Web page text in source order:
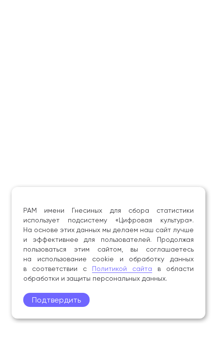
РАМ имени Гнесиных для сбора статистики
использует подсистему «Цифровая культура».
На основе этих данных мы делаем наш сайт лучше
и эффективнее для пользователей. Продолжая
пользоваться этим сайтом, вы соглашаетесь
на использование cookie и обработку данных
в соответствии с Политикой сайта в области
обработки и защиты персональных данных.
Подтвердить